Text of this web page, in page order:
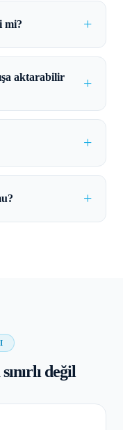
mi?
aktarabilir
değil